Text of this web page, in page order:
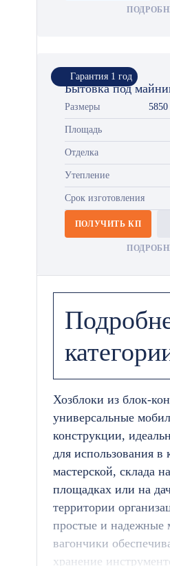
Гарантия 1 год
Бытовка под
Размеры
Площадь
Отделка
Утепление
Срок изготовления
ПОЛУЧИТЬ КП
Хозблоки из блок-
универсальные
конструкции,
для использования в
мастерской, склада
площадках или на
территории
простые и надежные
вагончики
хранение